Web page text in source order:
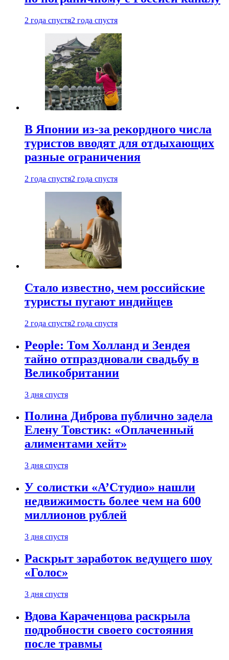
2 года спустя2 года спустя
В Японии из-за рекордного числа
туристов вводят для отдыхающих
разные ограничения
2 года спустя2 года спустя
Стало известно, чем российские
туристы пугают индийцев
2 года спустя2 года спустя
People: Том Холланд и Зендея
тайно отпраздновали свадьбу в
Великобритании
3 дня спустя
Полина Диброва публично задела
Елену Товстик: «Оплаченный
алиментами хейт»
3 дня спустя
У солистки «А’Студио» нашли
недвижимость более чем на 600
миллионов рублей
3 дня спустя
Раскрыт заработок ведущего шоу
«Голос»
3 дня спустя
Вдова Караченцова раскрыла
подробности своего состояния
после травмы